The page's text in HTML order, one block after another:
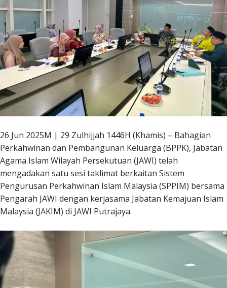
26 Jun 2025M | 29 Zulhijjah 1446H (Khamis) – Bahagian
Perkahwinan dan Pembangunan Keluarga (BPPK), Jabatan
Agama Islam Wilayah Persekutuan (JAWI) telah
mengadakan satu sesi taklimat berkaitan Sistem
Pengurusan Perkahwinan Islam Malaysia (SPPIM) bersama
Pengarah JAWI dengan kerjasama Jabatan Kemajuan Islam
Malaysia (JAKIM) di JAWI Putrajaya.